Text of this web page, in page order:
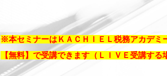
※本セミナーはＫＡＣＨＩＥＬ税務アカデミ
【無料】で受講できます（ＬＩＶＥ受講する